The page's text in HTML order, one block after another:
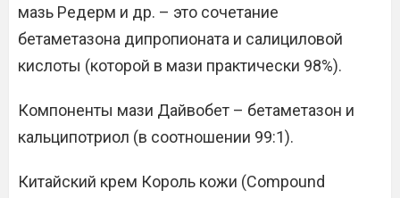
мазь Редерм и др. – это сочетание
бетаметазона дипропионата и салициловой
кислоты (которой в мази практически 98%).
Компоненты мази Дайвобет – бетаметазон и
кальципотриол (в соотношении 99:1).
Китайский крем Король кожи (Compound